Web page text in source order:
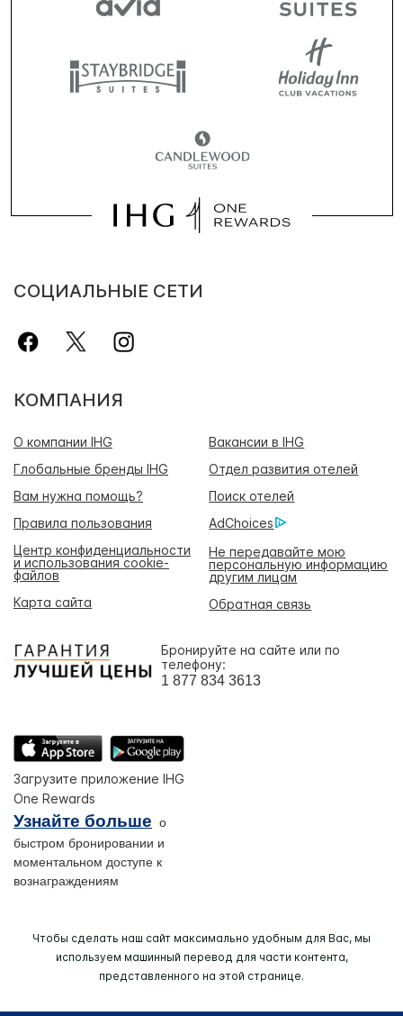
СОЦИАЛЬНЫЕ СЕТИ
КОМПАНИЯ
О компании IHG
Вакансии в IHG
Глобальные бренды IHG
Отдел развития отелей
Вам нужна помощь?
Поиск отелей
Правила пользования
AdChoices
Центр конфиденциальности
и использования cookie-
файлов
Не передавайте мою
персональную информацию
другим лицам
Карта сайта
Обратная связь
Бронируйте на сайте или по
телефону:
1 877 834 3613
Загрузите приложение IHG
One Rewards
Узнайте больше о
быстром бронировании и
моментальном доступе к
вознаграждениям
Чтобы сделать наш сайт максимально удобным для Вас, мы
используем машинный перевод для части контента,
представленного на этой странице.